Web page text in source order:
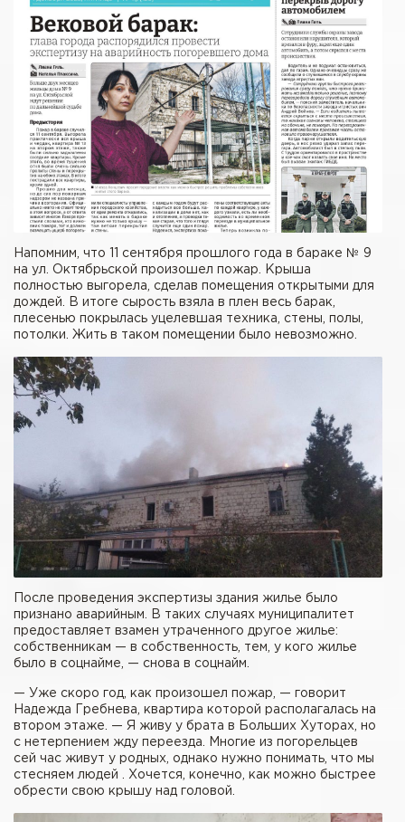
Напомним, что 11 сентября прошлого года в бараке № 9
на ул. Октябрьской произошел пожар. Крыша
полностью выгорела, сделав помещения открытыми для
дождей. В итоге сырость взяла в плен весь барак,
плесенью покрылась уцелевшая техника, стены, полы,
потолки. Жить в таком помещении было невозможно.
После проведения экспертизы здания жилье было
признано аварийным. В таких случаях муниципалитет
предоставляет взамен утраченного другое жилье:
собственникам — в собственность, тем, у кого жилье
было в соцнайме, — снова в соцнайм.
— Уже скоро год, как произошел пожар, — говорит
Надежда Гребнева, квартира которой располагалась на
втором этаже. — Я живу у брата в Больших Хуторах, но
с нетерпением жду переезда. Многие из погорельцев
сей час живут у родных, однако нужно понимать, что мы
стесняем людей . Хочется, конечно, как можно быстрее
обрести свою крышу над головой.